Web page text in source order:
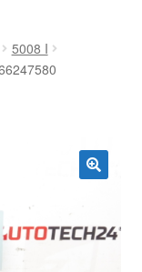
5008 I